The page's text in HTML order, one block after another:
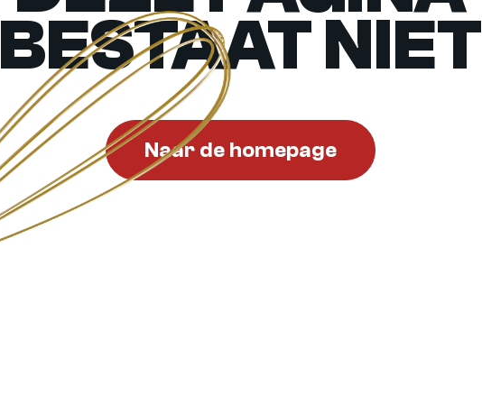
BESTAAT NIET
Naar de homepage